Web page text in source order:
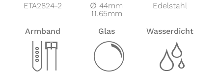
ETA2824-2
∅ 44mm
11.65mm
Edelstahl
Armband
x
Glas
y
Wasserdicht
z